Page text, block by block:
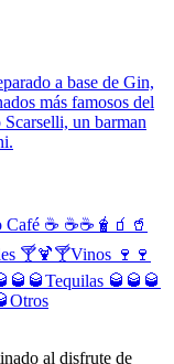
a base de Gin,
más famosos del
un barman
Café ☕️ ☕️☕️ 🧋🧃🥤
🍸🍹🍸Vinos 🍷🍷
Tequilas 🥃🥃🥃
Otros
al disfrute de